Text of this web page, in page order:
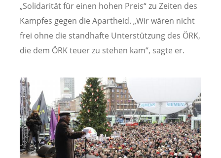
„Solidarität für einen hohen Preis“ zu Zeiten des
Kampfes gegen die Apartheid. „Wir wären nicht
frei ohne die standhafte Unterstützung des ÖRK,
die dem ÖRK teuer zu stehen kam“, sagte er.
Image